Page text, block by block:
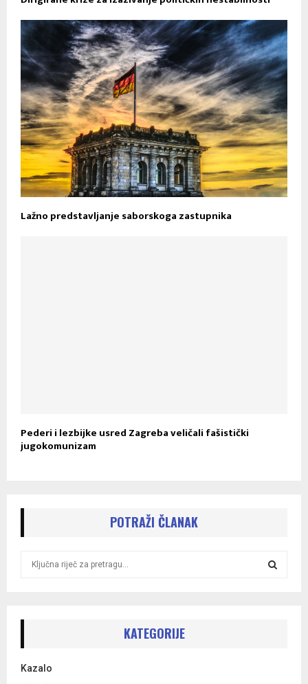
Lažno predstavljanje saborskoga zastupnika
Pederi i lezbijke usred Zagreba veličali fašistički
jugokomunizam
POTRAŽI ČLANAK
r
KATEGORIJE
Kazalo